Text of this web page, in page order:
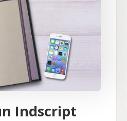
Indscript